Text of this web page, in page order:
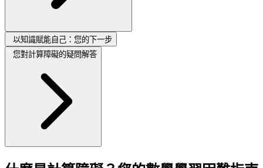
以知識賦能自己：您的下一步
您對計算障礙的疑問解答